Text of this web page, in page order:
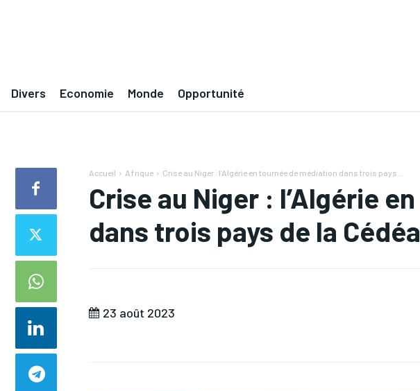
Divers Economie Monde Opportunité
Accueil Afrique Crise au Niger : l’Algérie en tournée de médiation dans trois pays...
Crise au Niger : l’Algérie
dans trois pays de la
23 août 2023